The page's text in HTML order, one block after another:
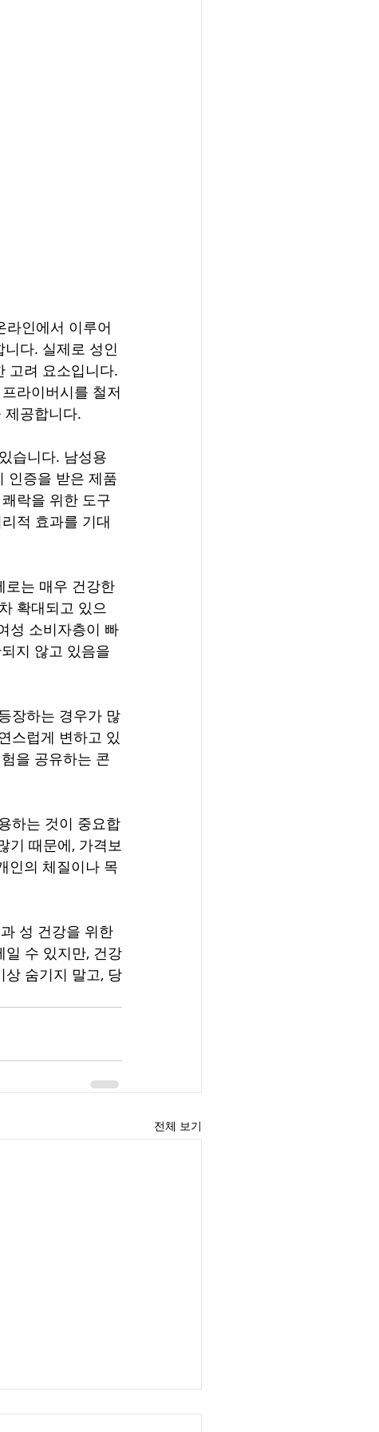
라인에서 이루어
다. 실제로 성인
고려 요소입니다.
라이버시를 철저
제공합니다.
습니다. 남성용
인증을 받은 제품
락을 위한 도구
적 효과를 기대
로는 매우 건강한
확대되고 있으
성 소비자층이 빠
지 않고 있음을
장하는 경우가 많
스럽게 변하고 있
을 공유하는 콘
하는 것이 중요합
기 때문에, 가격보
인의 체질이나 목
성 건강을 위한
수 있지만, 건강
숨기지 말고, 당
전체 보기